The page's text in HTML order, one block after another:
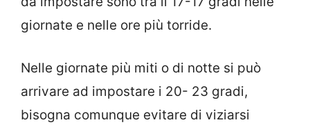
giornate e nelle ore più torride.
Nelle giornate più miti o di notte si può
arrivare ad impostare i 20- 23 gradi,
bisogna comunque evitare di viziarsi